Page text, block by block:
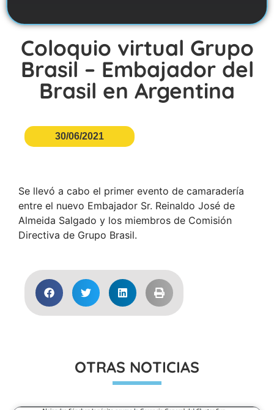
Coloquio virtual Grupo
Brasil – Embajador del
Brasil en Argentina
30/06/2021
Se llevó a cabo el primer evento de camaradería
entre el nuevo Embajador Sr. Reinaldo José de
Almeida Salgado y los miembros de Comisión
Directiva de Grupo Brasil.
OTRAS NOTICIAS